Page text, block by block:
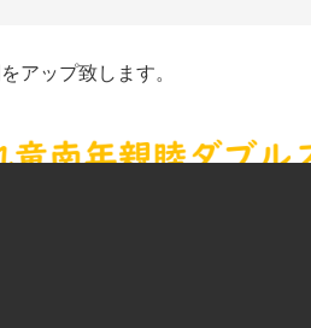
アップ致します。